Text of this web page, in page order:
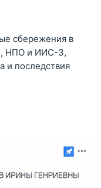
сбережения в
НПО и ИИС-3,
и последствия